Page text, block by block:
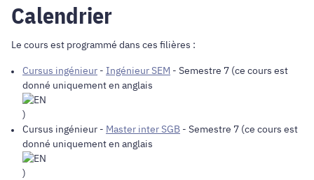
Calendrier
Le cours est programmé dans ces filières :
Cursus ingénieur - Ingénieur SEM - Semestre 7 (ce cours est
donné uniquement en anglais
)
Cursus ingénieur - Master inter SGB - Semestre 7 (ce cours est
donné uniquement en anglais
)